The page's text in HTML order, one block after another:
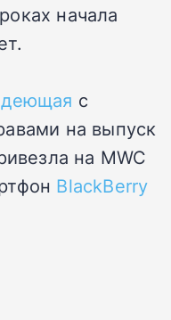
начала
с
на выпуск
на MWC
BlackBerry